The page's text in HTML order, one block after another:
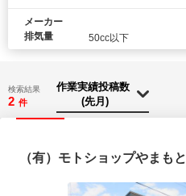
メーカー
排気量
50cc以下
検索結果
2 件
（有）モトショップやまもと